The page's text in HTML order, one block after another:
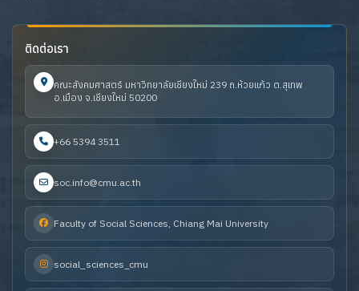
ติดต่อเรา
คณะสังคมศาสตร์ มหาวิทยาลัยเชียงใหม่ 239 ถ.ห้วยแก้ว ต.สุเทพ
อ.เมือง จ.เชียงใหม่ 50200
+66 5394 3511
soc.info@cmu.ac.th
Faculty of Social Sciences, Chiang Mai University
social_sciences_cmu